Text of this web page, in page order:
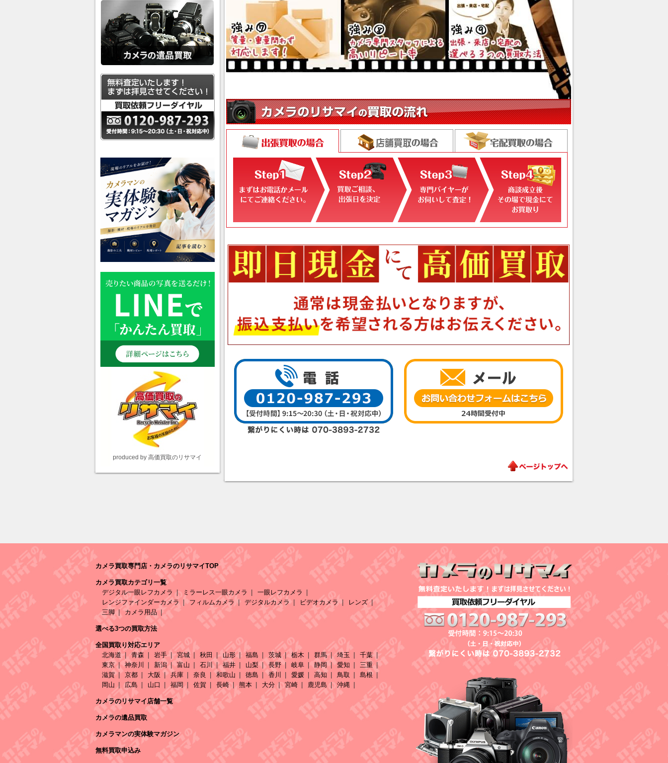
produced by 高価買取のリサマイ
カメラ買取専門店・カメラのリサマイTOP
カメラ買取カテゴリ一覧
デジタル一眼レフカメラ
ミラーレス一眼カメラ
一眼レフカメラ
レンジファインダーカメラ
フィルムカメラ デジタルカメラ ビデオカメラ
レンズ
三脚
カメラ用品
選べる3つの買取方法
全国買取り対応エリア
北海道
青森 岩手 宮城 秋田 山形 福島 茨城 栃木 群馬 埼玉
千葉
東京
神奈川 新潟 富山 石川 福井 山梨 長野 岐阜 静岡 愛知
三重
滋賀
京都 大阪 兵庫 奈良 和歌山 徳島 香川 愛媛 高知 鳥取
島根
岡山
広島 山口 福岡 佐賀 長崎 熊本 大分 宮崎 鹿児島 沖縄
カメラのリサマイ店舗一覧
カメラの遺品買取
カメラマンの実体験マガジン
無料買取申込み